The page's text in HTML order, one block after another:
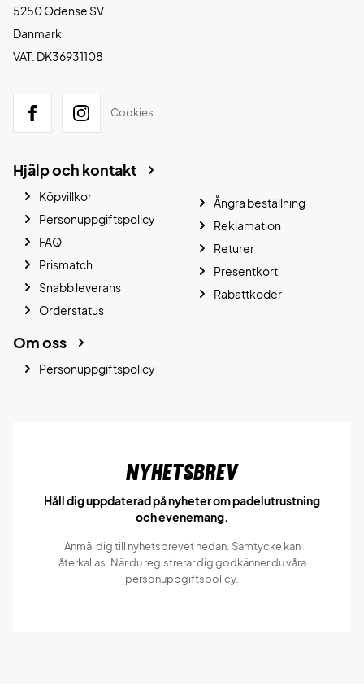
5250 Odense SV
Danmark
VAT: DK36931108
Cookies
Hjälp och kontakt
Köpvillkor
Personuppgiftspolicy
FAQ
Prismatch
Snabb leverans
Orderstatus
Ångra beställning
Reklamation
Returer
Presentkort
Rabattkoder
Om oss
Personuppgiftspolicy
Nyhetsbrev
Håll dig uppdaterad på nyheter om padelutrustning
och evenemang.
Anmäl dig till nyhetsbrevet nedan. Samtycke kan
återkallas. När du registrerar dig godkänner du våra
personuppgiftspolicy.